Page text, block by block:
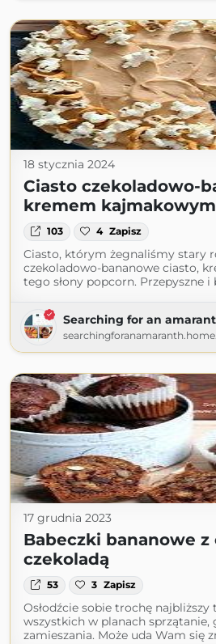
18 stycznia 2024
Ciasto czekoladowo-
kremem
103 4 Zapisz
Ciasto, którym żegnaliśmy stary
czekoladowo-bananowe ciasto,
tego słony popcorn. Przepyszne i
Searching for an
17 grudnia 2023
Babeczki bananowe z
czekoladą
53 3 Zapisz
Osłodźcie sobie trochę najbliższy
wszystkich w planach sprzątanie,
zamieszania. Może uda Wam się